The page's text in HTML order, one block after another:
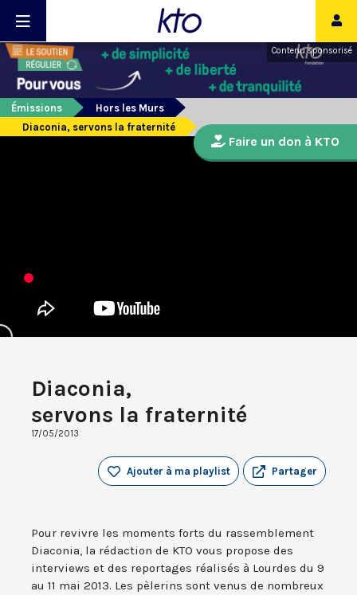
Contenu sponsorisé
Émissions
Hors les Murs
Diaconia, servons la fraternité
Diaconia,
servons la fraternité
17/05/2013
Partager
Ajouter à ma playlist
Pour revivre les moments forts du rassemblement
Diaconia, la rédaction de KTO vous propose des
interviews et des reportages réalisés à Lourdes du 9
au 11 mai 2013. Les pèlerins sont venus de nombreux
Faire un don à KTO